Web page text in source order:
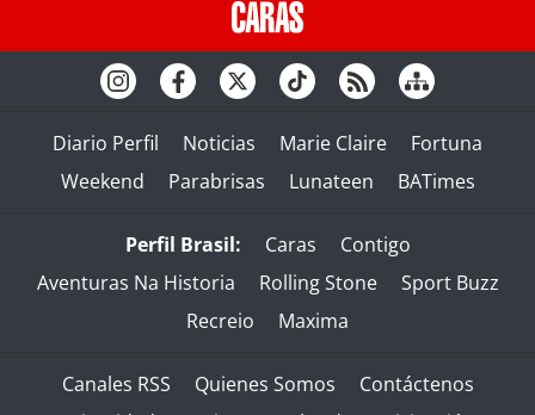
Diario Perfil Noticias Marie Claire
Fortuna
Weekend
Parabrisas Lunateen BATimes
Perfil Brasil: Caras
Contigo
Aventuras Na Historia
Rolling Stone
Sport Buzz
Recreio
Maxima
Canales RSS Quienes Somos
Contáctenos